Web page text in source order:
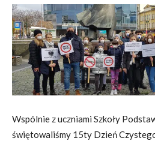
Wspólnie z uczniami Szkoły
świętowaliśmy 15ty Dzień